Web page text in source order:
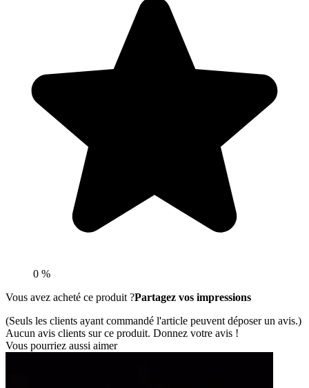
0 %
Vous avez acheté ce produit ?Partagez vos impressions
(Seuls les clients ayant commandé l'article peuvent déposer un avis.)
Aucun avis clients sur ce produit. Donnez votre avis !
Vous pourriez aussi aimer